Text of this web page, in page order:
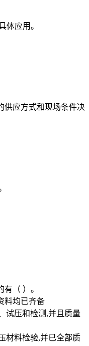
体应用。
供应方式和现场条件决
（ ）。
料均已齐备
试压和检测,并且质量
材料检验,并已全部质